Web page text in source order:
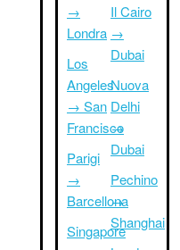
→
Londra
Los
Angeles
→ San
Francisco
Parigi
→
Barcellona
Singapore
Il Cairo
→
Dubai
Nuova
Delhi
→
Dubai
Pechino
→
Shanghai